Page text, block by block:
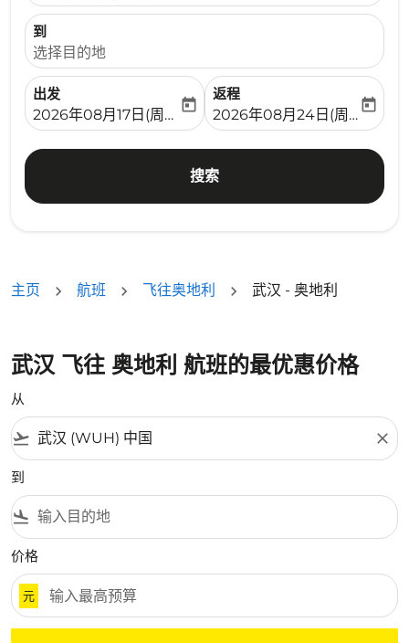
到
选择目的地
出发
fc-booking-departure-date-aria-label
2026年08月17日(周一)
today
返程
fc-booking-return-date-
2026年08月24日(周一)
today
搜索
主页 航班 飞往奥地利 武汉 - 奥地利
武汉 飞往 奥地利 航班的最优惠价格
从
flight_takeoff close
到
flight_land
价格
元